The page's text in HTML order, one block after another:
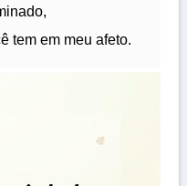
tem em meu afeto.